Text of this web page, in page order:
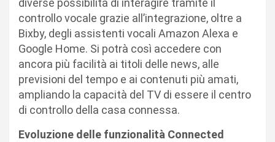
diverse possibilità di interagire tramite il
controllo vocale grazie all’integrazione, oltre a
Bixby, degli assistenti vocali Amazon Alexa e
Google Home. Si potrà così accedere con
ancora più facilità ai titoli delle news, alle
previsioni del tempo e ai contenuti più amati,
ampliando la capacità del TV di essere il centro
di controllo della casa connessa.
Evoluzione delle funzionalità Connected